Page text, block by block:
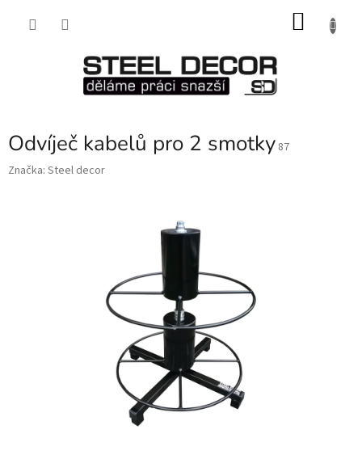
Odvíječ kabelů pro 2 smotky 87
Značka: Steel decor